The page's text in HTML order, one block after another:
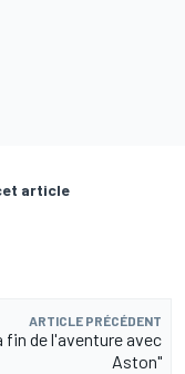
article
ARTICLE PRÉCÉDENT
fin de l'aventure avec
Aston"